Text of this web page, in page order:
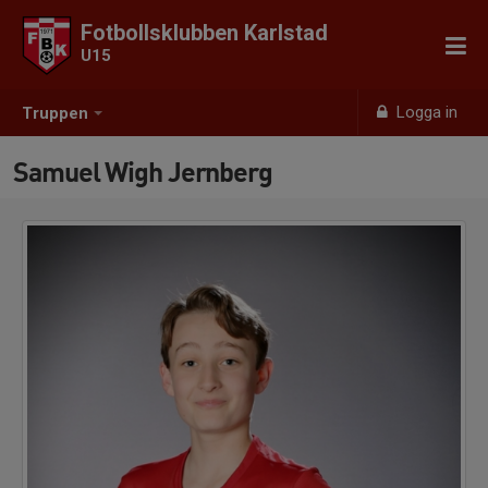
Truppen Logga in
Fotbollsklubben Karlstad
U15
Samuel Wigh Jernberg